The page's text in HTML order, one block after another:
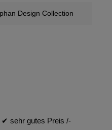
Design Collection
✔︎ sehr gutes Preis /-